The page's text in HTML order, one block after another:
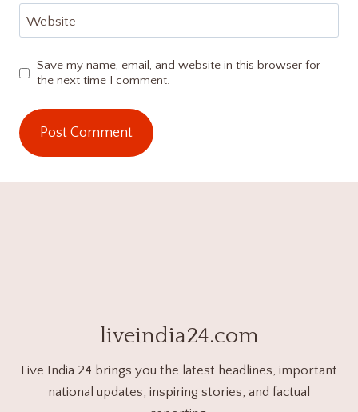
Website
Save my name, email, and website in this browser for
the next time I comment.
liveindia24.com
Live India 24 brings you the latest headlines, important
national updates, inspiring stories, and factual